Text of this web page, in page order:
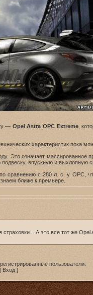
— Opel Astra OPC Extreme,
характеристик пока
Это означает массированное
впускную и выхлопную
по сравнению с 280 л. с. у OPC,
ближе к премьере.
А это все тот же
пользователи.
| Вход ]